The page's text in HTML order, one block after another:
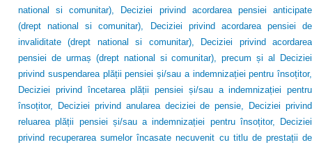
national si comunitar), Deciziei privind acordarea pensiei anticipate
(drept national si comunitar), Deciziei privind acordarea pensiei de
invaliditate (drept national si comunitar), Deciziei privind acordarea
pensiei de urmaș (drept national si comunitar), precum și al Deciziei
privind suspendarea plății pensiei și/sau a indemnizației pentru însoțitor,
Deciziei privind încetarea plății pensiei și/sau a indemnizației pentru
însoțitor, Deciziei privind anularea deciziei de pensie, Deciziei privind
reluarea plății pensiei și/sau a indemnizației pentru însoțitor, Deciziei
privind recuperarea sumelor încasate necuvenit cu titlu de prestații de